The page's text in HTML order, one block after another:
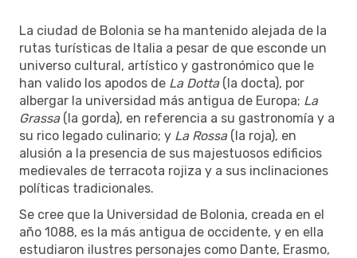
La ciudad de Bolonia se ha mantenido alejada de la
rutas turísticas de Italia a pesar de que esconde un
universo cultural, artístico y gastronómico que le
han valido los apodos de La Dotta(la docta), por
albergar la universidad más antigua de Europa; La
Grassa(la gorda), en referencia a su gastronomía y a
su rico legado culinario; y La Rossa(la roja), en
alusión a la presencia de sus majestuosos edificios
medievales de terracota rojiza y a sus inclinaciones
políticas tradicionales.
Se cree que la Universidad de Bolonia, creada en el
año 1088, es la más antigua de occidente, y en ella
estudiaron ilustres personajes como Dante, Erasmo,